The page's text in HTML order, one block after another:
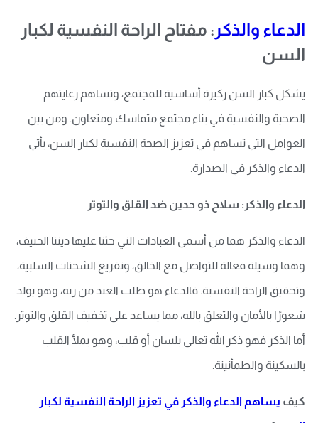
الدعاء والذكر : مفتاح الراحة النفسية لكبار
السن
يشكل كبار السن ركيزة أساسية للمجتمع، وتساهم رعايتهم
الصحية والنفسية في بناء مجتمع متماسك ومتعاون. ومن بين
العوامل التي تساهم في تعزيز الصحة النفسية لكبار السن، يأتي
الدعاء والذكر في الصدارة.
الدعاء والذكر: سلاح ذو حدين ضد القلق والتوتر
الدعاء والذكر هما من أسمى العبادات التي حثنا عليها ديننا الحنيف،
وهما وسيلة فعالة للتواصل مع الخالق، وتفريغ الشحنات السلبية،
وتحقيق الراحة النفسية. فالدعاء هو طلب العبد من ربه، وهو يولد
شعورًا بالأمان والتعلق بالله، مما يساعد على تخفيف القلق والتوتر.
أما الذكر فهو ذكر الله تعالى بلسان أو قلب، وهو يملأ القلب
بالسكينة والطمأنينة.
كيف يساهم الدعاء والذكر في تعزيز الراحة النفسية لكبار